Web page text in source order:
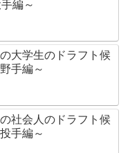
編～
大学生のドラフト候
手編～
社会人のドラフト候
手編～